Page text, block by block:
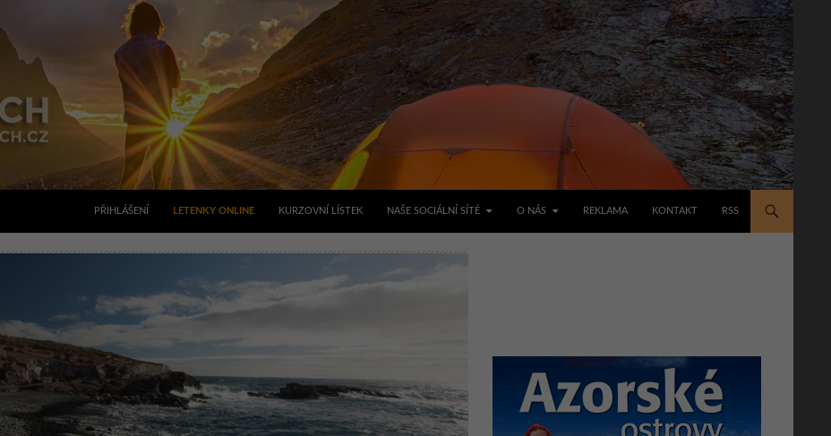
PŘIHLÁŠENÍ LETENKY ONLINE KURZOVNÍ LÍSTEK NAŠE SOCIÁLNÍ SÍTĚ O NÁS REKLAMA KONTAKT RSS